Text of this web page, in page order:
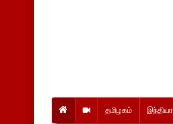
தமிழகம் இந்தியா